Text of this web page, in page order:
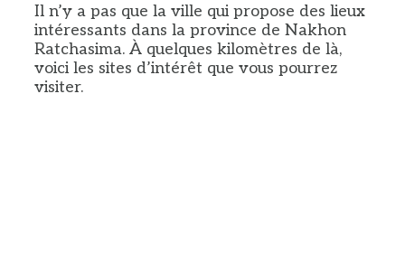
Il n’y a pas que la ville qui propose des lieux
intéressants dans la province de Nakhon
Ratchasima. À quelques kilomètres de là,
voici les sites d’intérêt que vous pourrez
visiter.